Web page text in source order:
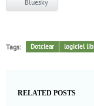
Bluesky
Tags: Dotclear logiciel
RELATED POSTS